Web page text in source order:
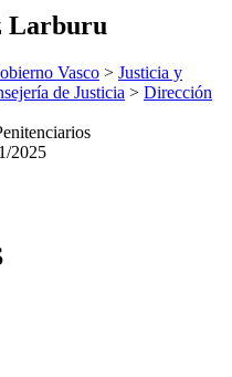
Larburu
Vasco > Justicia y
de Justicia > Dirección
2025